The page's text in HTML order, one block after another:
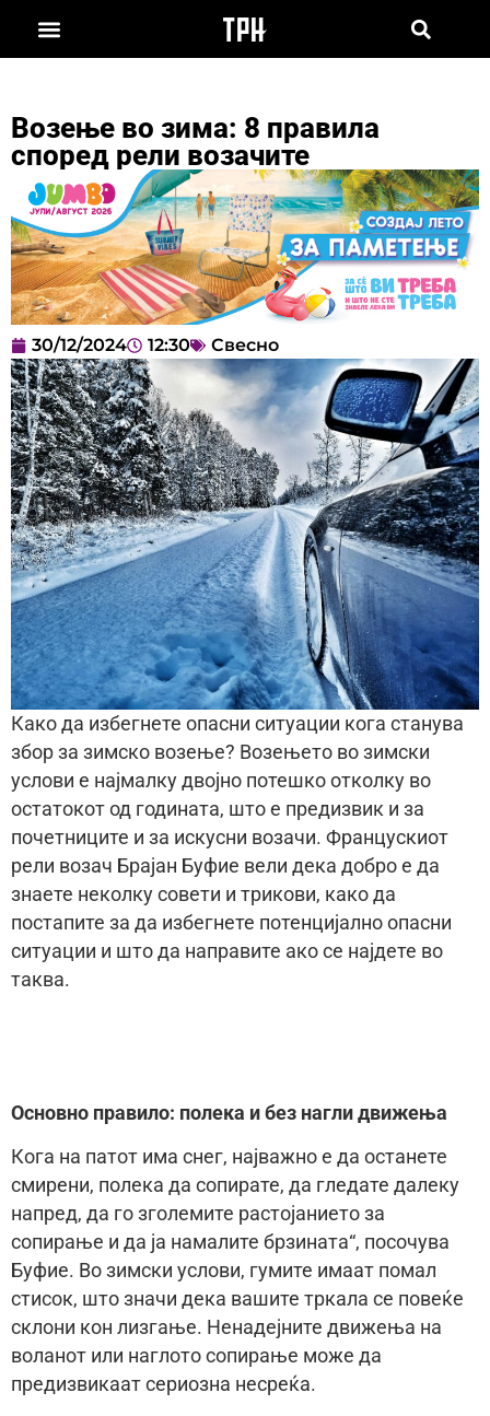
Возење во зима: 8 правила
според рели возачите
30/12/2024 12:30 Свесно
Како да избегнете опасни ситуации кога станува
збор за зимско возење? Возењето во зимски
услови е најмалку двојно потешко отколку во
остатокот од годината, што е предизвик и за
почетниците и за искусни возачи. Францускиот
рели возач Брајан Буфие вели дека добро е да
знаете неколку совети и трикови, како да
постапите за да избегнете потенцијално опасни
ситуации и што да направите ако се најдете во
таква.
Основно правило: полека и без нагли движења
Кога на патот има снег, најважно е да останете
смирени, полека да сопирате, да гледате далеку
напред, да го зголемите растојанието за
сопирање и да ја намалите брзината“, посочува
Буфие. Во зимски услови, гумите имаат помал
стисок, што значи дека вашите тркала се повеќе
склони кон лизгање. Ненадејните движења на
воланот или наглото сопирање може да
предизвикаат сериозна несреќа.